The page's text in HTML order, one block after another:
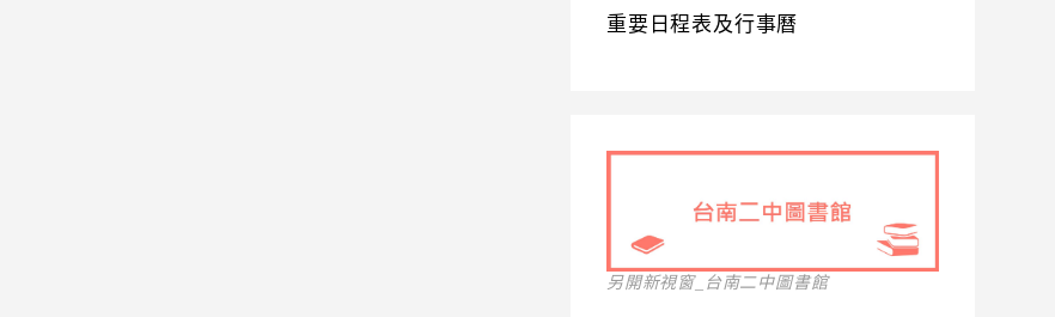
重要日程表及行事曆
另開新視窗_台南二中圖書館